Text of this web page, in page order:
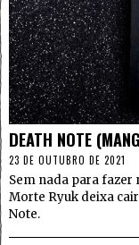
DEATH NOTE
23 DE OUTUBRO DE 2021
Sem nada para fazer
Morte Ryuk deixa
Note.